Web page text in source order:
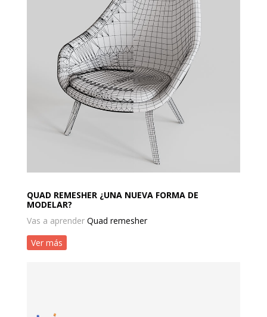
QUAD REMESHER ¿UNA NUEVA FORMA DE
MODELAR?
Vas a aprender Quad remesher
Ver más